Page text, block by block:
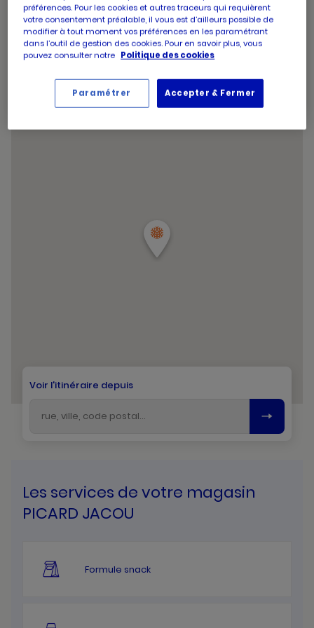
d'aujourd'hui
d'ouverture
d'aujourd'hui
Horaires
d'ouverture
d'aujourd'hui
Jeudi 09:00-19:30
Horaires
d'ouverture
d'aujourd'hui
Vendredi 09:00-19:30
Horaires
d'ouverture
Samedi 09:00-19:30
Horaires
d'aujourd'hui
Dimanche
d'ouverture
d'aujourd'hui
Vendredi 09:00
Voir tous les horaires
Voir l'itinéraire depuis
Les services de votre magasin
PICARD JACOU
Formule snack
préférences. Pour les cookies et autres traceurs qui requièrent
votre consentement préalable, il vous est d’ailleurs possible de
modifier à tout moment vos préférences en les paramétrant
dans l’outil de gestion des cookies. Pour en savoir plus, vous
pouvez consulter notre Politique des cookies
Accepter & Fermer
Paramétrer